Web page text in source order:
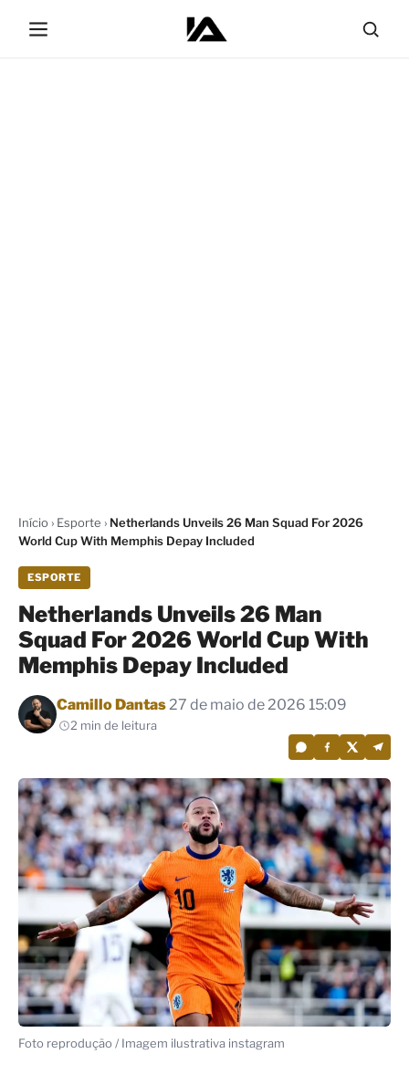
Início› Esporte › Netherlands Unveils 26 Man Squad For 2026
World Cup With Memphis Depay Included
ESPORTE
Netherlands Unveils 26 Man
Squad For 2026 World Cup With
Memphis Depay Included
Por
Camillo Dantas27 de maio de 2026 15:09
2 min de leitura
Foto reprodução / Imagem ilustrativa instagram